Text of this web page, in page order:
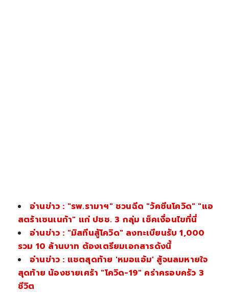
อ่านข่าว : "รพ.รามาฯ" ชวนฉีด "วัคซีนโควิด" "แอ
สตร้าเซนเนก้า" แก่ ปชช. 3 กลุ่ม เช็คเงื่อนไขที่นี่
อ่านข่าว : "มิสทีนสู้โควิด" ลงทะเบียนรับ 1,000
รวม 10 ล้านบาท ต้องเตรียมเอกสารดังนี้
อ่านข่าว : แชตสุดท้าย 'หมอแอ้ม' สู้จนลมหายใจ
สุดท้าย น้องชายเศร้า "โควิด-19" คร่าครอบครัว 3
ชีวิต